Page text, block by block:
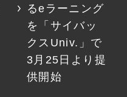
るeラーニング
を「サイバッ
クスUniv.」で
3月25日より提
供開始